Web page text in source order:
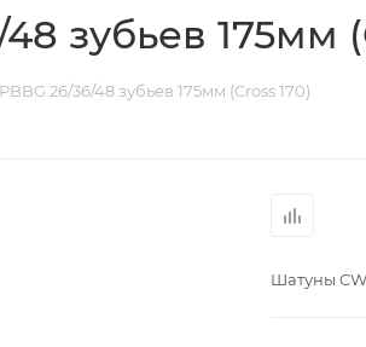
зубьев 175мм
26/36/48 зубьев 175мм (Cross 170)
Шатуны